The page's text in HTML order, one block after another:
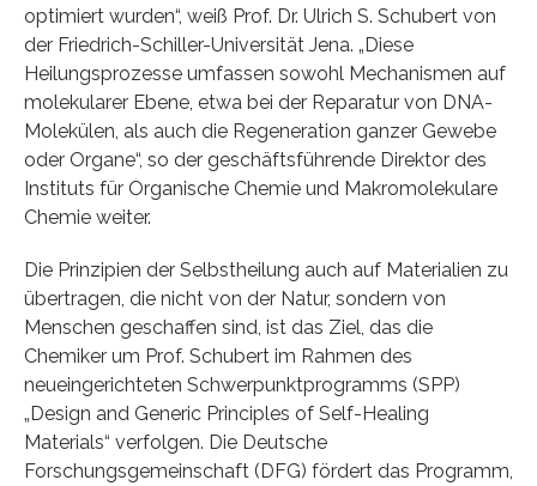
optimiert wurden“, weiß Prof. Dr. Ulrich S. Schubert von
der Friedrich-Schiller-Universität Jena. „Diese
Heilungsprozesse umfassen sowohl Mechanismen auf
molekularer Ebene, etwa bei der Reparatur von DNA-
Molekülen, als auch die Regeneration ganzer Gewebe
oder Organe“, so der geschäftsführende Direktor des
Instituts für Organische Chemie und Makromolekulare
Chemie weiter.
Die Prinzipien der Selbstheilung auch auf Materialien zu
übertragen, die nicht von der Natur, sondern von
Menschen geschaffen sind, ist das Ziel, das die
Chemiker um Prof. Schubert im Rahmen des
neueingerichteten Schwerpunktprogramms (SPP)
„Design and Generic Principles of Self-Healing
Materials“ verfolgen. Die Deutsche
Forschungsgemeinschaft (DFG) fördert das Programm,